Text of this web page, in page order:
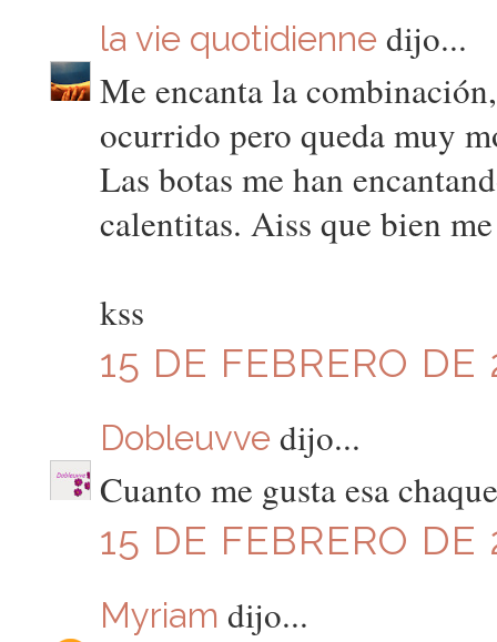
la vie quotidienne dijo...
Me encanta la
ocurrido pero queda muy
Las botas me han
calentitas. Aiss que bien
kss
15 DE FEBRERO
Dobleuvve dijo...
Cuanto me gusta esa
15 DE FEBRERO DE
Myriam dijo...